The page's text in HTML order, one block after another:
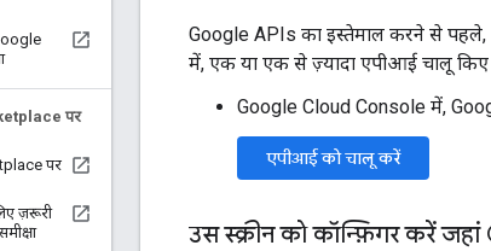
पर
पर
ज़रूरी
Google APIs का इस्तेमाल करने से पहले,
में, एक या एक से ज़्यादा एपीआई चालू
Google Cloud Console में,
एपीआई को चालू करें
उस स्क्रीन को कॉन्फ़िगर करें